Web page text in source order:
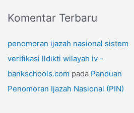
Komentar Terbaru
penomoran ijazah nasional sistem
verifikasi lldikti wilayah iv -
bankschools.com pada Panduan
Penomoran Ijazah Nasional (PIN)